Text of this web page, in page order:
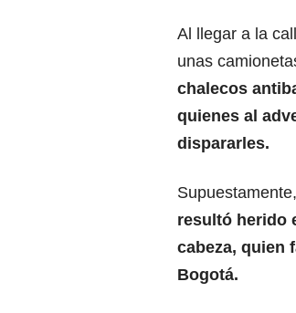
Al llegar a la
unas
chalecos
quienes al
dispararles.
resultó herido
cabeza, quien
Bogotá.